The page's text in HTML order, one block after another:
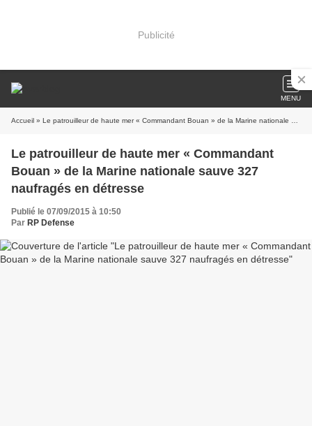
Publicité
MENU
Accueil » Le patrouilleur de haute mer « Commandant Bouan » de la Marine nationale sauve 327 naufragés en détresse
Le patrouilleur de haute mer « Commandant
Bouan » de la Marine nationale sauve 327
naufragés en détresse
Publié le 07/09/2015 à 10:50
Par RP Defense